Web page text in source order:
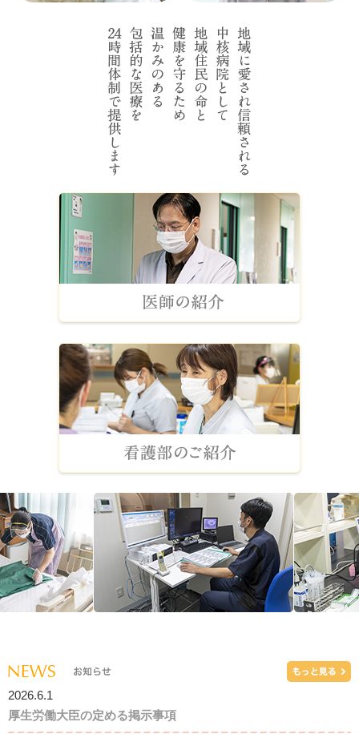
2026.6.1
厚生労働大臣の定める掲示事項